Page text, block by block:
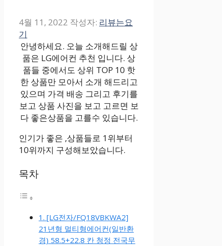
4월 11, 2022 작성자: 리뷰는요
기
안녕하세요. 오늘 소개해드릴 상
품은 LG에어컨 추천 입니다. 상
품들 중에서도 상위 TOP 10 핫
한 상품만 모아서 소개 해드리고
있으며 가격 배송 그리고 후기를
보고 상품 사진을 보고 고르면 보
다 좋은상품을 고를수 있습니다.
인기가 좋은 ,상품들로 1위부터
10위까지 구성해보았습니다.
목차
1. [LG전자/FQ18VBKWA2]
21년형 멀티형에어컨(일반환
경) 58.5+22.8 칸 청정 전국무